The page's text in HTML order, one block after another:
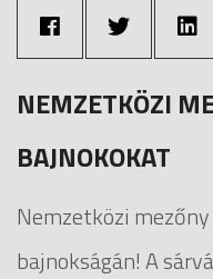
NEMZETKÖZI
BAJNOKOKAT
Nemzetközi
bajnokságán! A